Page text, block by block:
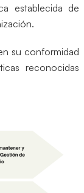
establecida de
su conformidad
reconocidas